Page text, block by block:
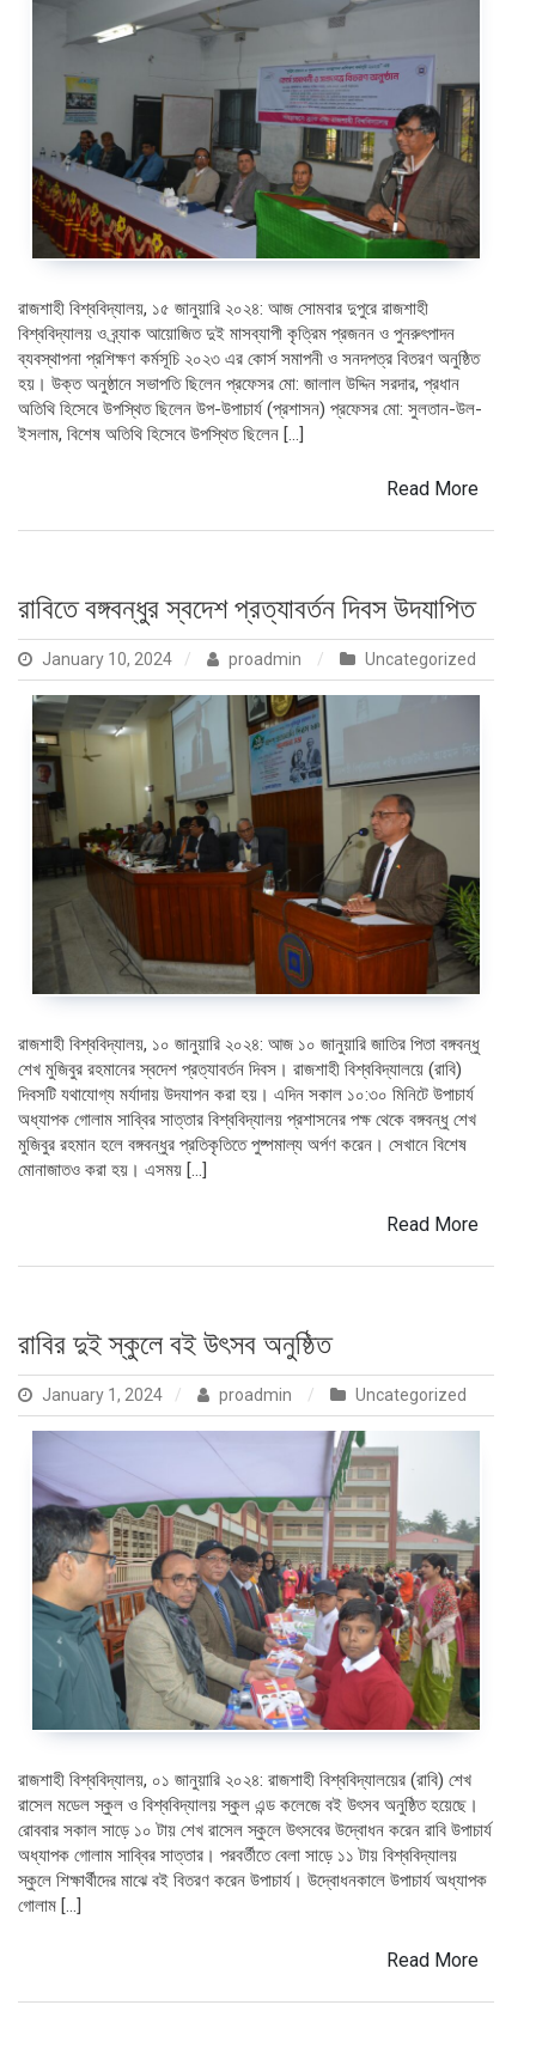
রাজশাহী বিশ্ববিদ্যালয়, ১৫ জানুয়ারি ২০২৪: আজ সোমবার দুপুরে রাজশাহী
বিশ্ববিদ্যালয় ও ব্র্যাক আয়োজিত দুই মাসব্যাপী কৃত্রিম প্রজনন ও পুনরুৎপাদন
ব্যবস্থাপনা প্রশিক্ষণ কর্মসূচি ২০২৩ এর কোর্স সমাপনী ও সনদপত্র বিতরণ অনুষ্ঠিত
হয়। উক্ত অনুষ্ঠানে সভাপতি ছিলেন প্রফেসর মো: জালাল উদ্দিন সরদার, প্রধান
অতিথি হিসেবে উপস্থিত ছিলেন উপ-উপাচার্য (প্রশাসন) প্রফেসর মো: সুলতান-উল-
ইসলাম, বিশেষ অতিথি হিসেবে উপস্থিত ছিলেন […]
Read More
রাবিতে বঙ্গবন্ধুর স্বদেশ প্রত্যাবর্তন দিবস উদযাপিত
January 10, 2024 proadmin Uncategorized
রাজশাহী বিশ্ববিদ্যালয়, ১০ জানুয়ারি ২০২৪: আজ ১০ জানুয়ারি জাতির পিতা বঙ্গবন্ধু
শেখ মুজিবুর রহমানের স্বদেশ প্রত্যাবর্তন দিবস। রাজশাহী বিশ্ববিদ্যালয়ে (রাবি)
দিবসটি যথাযোগ্য মর্যাদায় উদযাপন করা হয়। এদিন সকাল ১০:৩০ মিনিটে উপাচার্য
অধ্যাপক গোলাম সাব্বির সাত্তার বিশ্ববিদ্যালয় প্রশাসনের পক্ষ থেকে বঙ্গবন্ধু শেখ
মুজিবুর রহমান হলে বঙ্গবন্ধুর প্রতিকৃতিতে পুষ্পমাল্য অর্পণ করেন। সেখানে বিশেষ
মোনাজাতও করা হয়। এসময় […]
Read More
রাবির দুই স্কুলে বই উৎসব অনুষ্ঠিত
January 1, 2024 proadmin Uncategorized
রাজশাহী বিশ্ববিদ্যালয়, ০১ জানুয়ারি ২০২৪: রাজশাহী বিশ্ববিদ্যালয়ের (রাবি) শেখ
রাসেল মডেল স্কুল ও বিশ্ববিদ্যালয় স্কুল এন্ড কলেজে বই উৎসব অনুষ্ঠিত হয়েছে।
রোববার সকাল সাড়ে ১০ টায় শেখ রাসেল স্কুলে উৎসবের উদ্বোধন করেন রাবি উপাচার্য
অধ্যাপক গোলাম সাব্বির সাত্তার। পরবর্তীতে বেলা সাড়ে ১১ টায় বিশ্ববিদ্যালয়
স্কুলে শিক্ষার্থীদের মাঝে বই বিতরণ করেন উপাচার্য। উদ্বোধনকালে উপাচার্য অধ্যাপক
গোলাম […]
Read More